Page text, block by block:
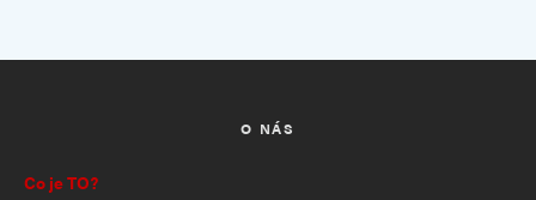
O NÁS
Co je TO?